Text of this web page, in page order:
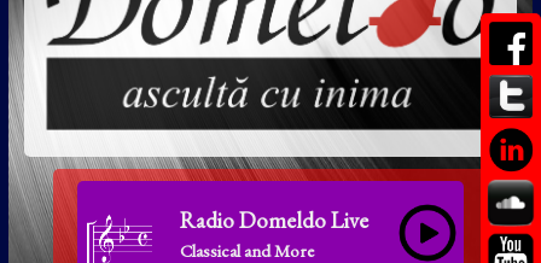
Radio Domeldo Live
Classical and More